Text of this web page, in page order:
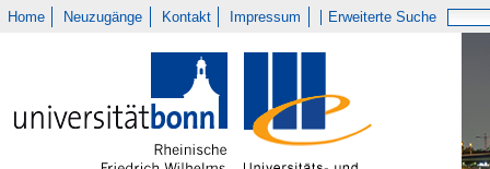
Home Neuzugänge Kontakt Impressum Erweiterte Suche